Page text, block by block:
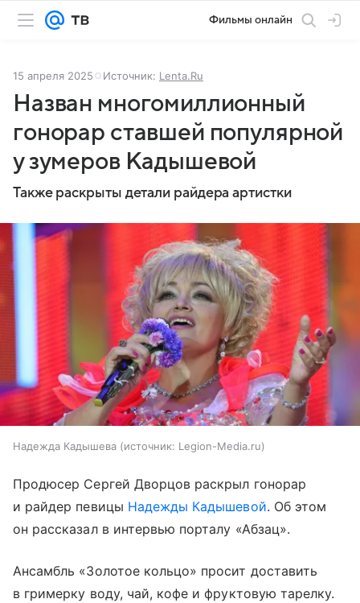
Фильмы онлайн
15 апреля 2025 Источник: Lenta.Ru
Назван многомиллионный
гонорар ставшей популярной
у зумеров Кадышевой
Также раскрыты детали райдера артистки
Надежда Кадышева источник: Legion-Media.ru
Продюсер Сергей Дворцов раскрыл гонорар
и райдер певицы Надежды Кадышевой. Об этом
он рассказал в интервью порталу «Абзац».
Ансамбль «Золотое кольцо» просит доставить
в гримерку воду, чай, кофе и фруктовую тарелку.